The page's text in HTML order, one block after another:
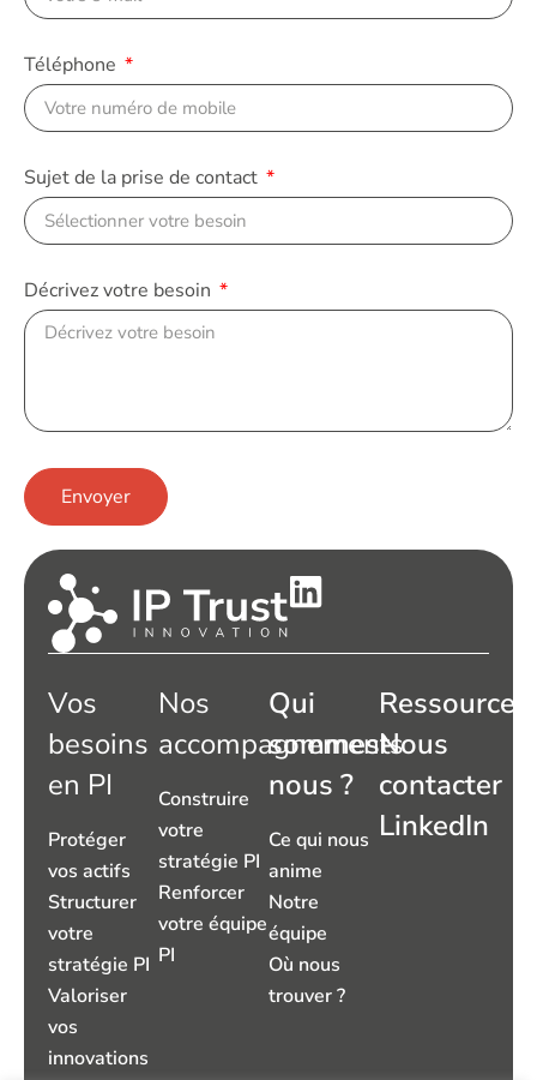
Téléphone
Sujet de la prise de contact
Décrivez votre besoin
Envoyer
Vos
besoins
en PI
Protéger
vos actifs
Structurer
votre
stratégie PI
Valoriser
vos
innovations
Nos
accompagnements
Construire
votre
stratégie PI
Renforcer
votre équipe
PI
Qui
sommes-
nous ?
Ce qui nous
anime
Notre
équipe
Où nous
trouver ?
Ressources
Nous
contacter
LinkedIn